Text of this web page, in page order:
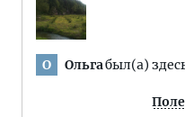
О Ольгабыл(а)